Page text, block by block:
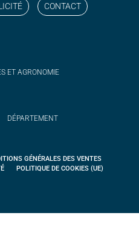
CONTACT
ET AGRONOMIE
DÉPARTEMENT
GÉNÉRALES DES VENTES
POLITIQUE DE COOKIES (UE)